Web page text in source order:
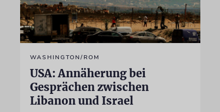
WASHINGTON/ROM
USA: Annäherung bei
Gesprächen zwischen
Libanon und Israel